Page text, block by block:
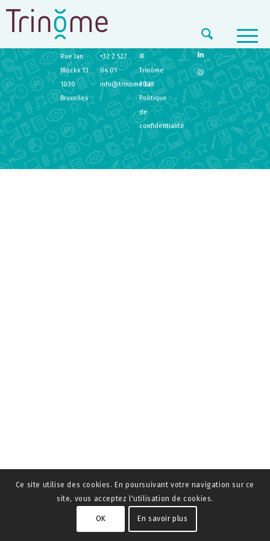
TRINÔME
Rue Jan
Blockx 13
1030
Bruxelles
+32 2 527
04 01
info@trinome.be
©
Trinôme
2023
Politique
de
confidentialité
Ce site utilise des cookies. En poursuivant votre navigation sur ce
site, vous acceptez l'utilisation de cookies.
OK En savoir plus